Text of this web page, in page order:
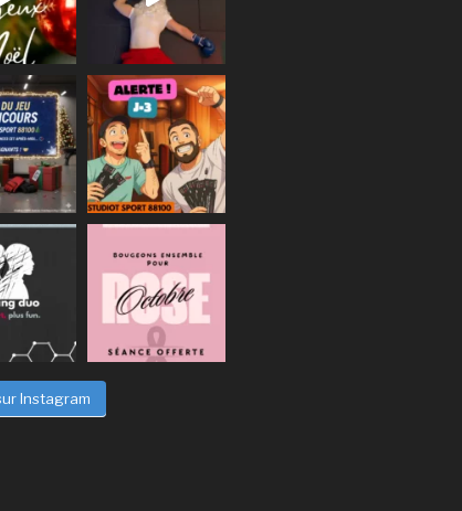
Instagram